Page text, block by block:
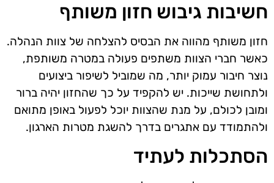
חשיבות גיבוש חזון משותף
חזון משותף מהווה את הבסיס להצלחה של צוות הנהלה.
כאשר חברי הצוות משתפים פעולה במטרה משותפת,
נוצר חיבור עמוק יותר, מה שמוביל לשיפור ביצועים
ולתחושת שייכות. יש להקפיד על כך שהחזון יהיה ברור
ומובן לכולם, על מנת שהצוות יוכל לפעול באופן מתואם
ולהתמודד עם אתגרים בדרך להשגת מטרות הארגון.
הסתכלות לעתיד